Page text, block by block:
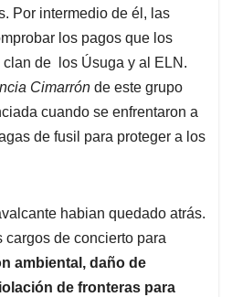
Por intermedio de él, las
los pagos que los
de los Úsuga y al ELN.
Cimarrón de este grupo
cuando se enfrentaron a
de fusil para proteger a los
habian quedado atrás.
cargos de concierto para
ambiental, daño de
de fronteras para